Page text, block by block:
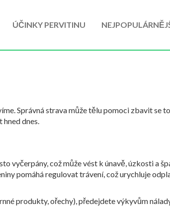
ÚČINKY PERVITINU
Správná strava může tělu pomoci zbavit se
dnes.
vyčerpány, což může vést k únavě, úzkosti a
pomáhá regulovat trávení, což urychluje
produkty, ořechy), předejdete výkyvům